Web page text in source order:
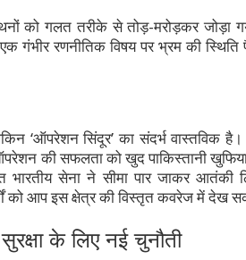
को गलत तरीके से तोड़-मरोड़कर जोड़ा
गंभीर रणनीतिक विषय पर भ्रम की स्थिति
‘ऑपरेशन सिंदूर’ का संदर्भ वास्तविक है।
की सफलता को खुद पाकिस्तानी
सेना ने सीमा पार जाकर आतंकी
को आप इस क्षेत्र की विस्तृत कवरेज में देख
के लिए नई चुनौती